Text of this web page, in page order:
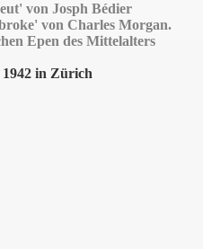
von Josph Bédier
von Charles Morgan.
Epen des Mittelalters
in Zürich